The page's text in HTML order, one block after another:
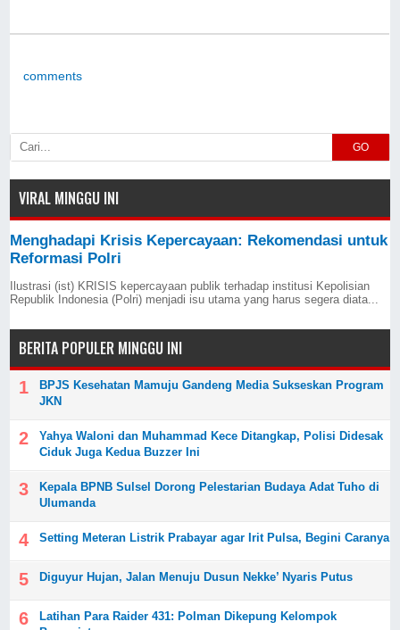
comments
GO
VIRAL MINGGU INI
Menghadapi Krisis Kepercayaan: Rekomendasi untuk
Reformasi Polri
Ilustrasi (ist) KRISIS kepercayaan publik terhadap institusi Kepolisian
Republik Indonesia (Polri) menjadi isu utama yang harus segera diata...
BERITA POPULER MINGGU INI
BPJS Kesehatan Mamuju Gandeng Media Sukseskan Program
JKN
Yahya Waloni dan Muhammad Kece Ditangkap, Polisi Didesak
Ciduk Juga Kedua Buzzer Ini
Kepala BPNB Sulsel Dorong Pelestarian Budaya Adat Tuho di
Ulumanda
Setting Meteran Listrik Prabayar agar Irit Pulsa, Begini Caranya
Diguyur Hujan, Jalan Menuju Dusun Nekke’ Nyaris Putus
Latihan Para Raider 431: Polman Dikepung Kelompok